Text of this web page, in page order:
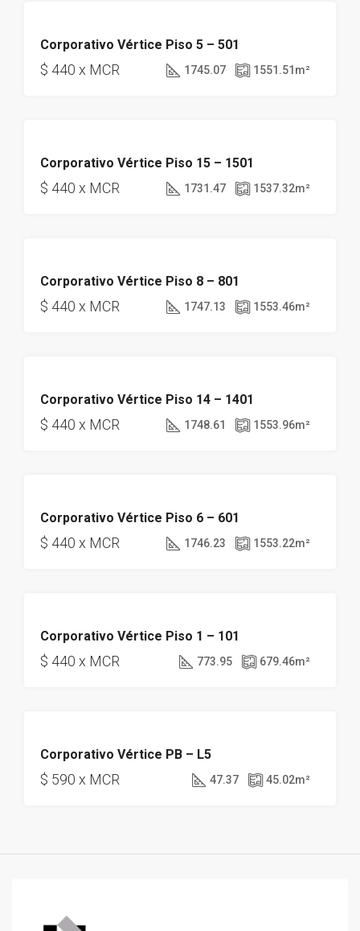
DISPONIBLE
Corporativo Vértice Piso 5 – 501
$ 440 x MCR 1745.07 1551.51 m²
DISPONIBLE
Corporativo Vértice Piso 15 – 1501
$ 440 x MCR 1731.47 1537.32m²
DISPONIBLE
Corporativo Vértice Piso 8 – 801
$ 440 x MCR 1747.13 1553.46m²
DISPONIBLE
Corporativo Vértice Piso 14 – 1401
$ 440 x MCR 1748.61 1553.96m²
DISPONIBLE
Corporativo Vértice Piso 6 – 601
$ 440 x MCR 1746.23 1553.22m²
DISPONIBLE
Corporativo Vértice Piso 1 – 101
$ 440 x MCR 773.95 679.46m²
DISPONIBLE
Corporativo Vértice PB – L5
$ 590 x MCR 47.37 45.02m²